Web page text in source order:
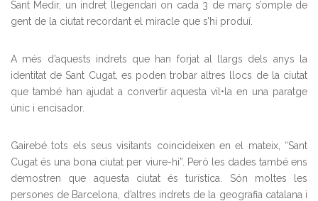
Sant Medir, un indret llegendari on cada 3 de març s’omple de
gent de la ciutat recordant el miracle que s’hi produí.
A més d’aquests indrets que han forjat al llargs dels anys la
identitat de Sant Cugat, es poden trobar altres llocs de la ciutat
que també han ajudat a convertir aquesta vil•la en una paratge
únic i encisador.
Gairebé tots els seus visitants coincideixen en el mateix, “Sant
Cugat és una bona ciutat per viure-hi”. Però les dades també ens
demostren que aquesta ciutat és turística. Són moltes les
persones de Barcelona, d’altres indrets de la geografia catalana i